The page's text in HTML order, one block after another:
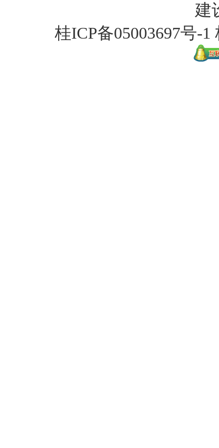
建
桂ICP备05003697号-1